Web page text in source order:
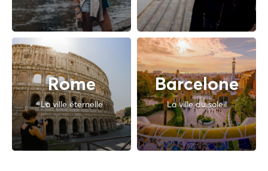
Rome
La ville éternelle
Barcelone
La ville du soleil